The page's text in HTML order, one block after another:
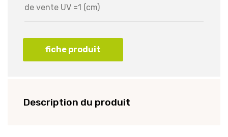
de vente UV =1 (cm)
fiche produit
Description du produit